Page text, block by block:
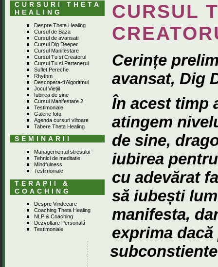
CURSURI THETA
HEALING
Despre Theta Healing
Cursul de Baza
Cursul de avansati
Cursul Dig Deeper
Cursul Manifestare
Cursul Tu si Creatorul
Cursul Tu si Partenerul
Suflet Pereche
Rhythm
Descopera-ti Algoritmul
Jocul Viețiil
Iubirea de sine
Cursul Manifestare 2
Testimoniale
Galerie foto
Agenda cursuri viitoare
Tabere Theta Healing
SEMINARII
Managementul stresului
Tehnici de meditatie
Mindfulness
Testimoniale
TERAPII &
COACHING
Despre Vindecare
Coaching Theta Healing
NLP & Coaching
Dezvoltare Personală
Testimoniale
CURSUL
Cerințe
avansat, Dig
În acest timp
atingem
de sine,
iubirea
cu adevărat
să iubești
manifesta,
exprima